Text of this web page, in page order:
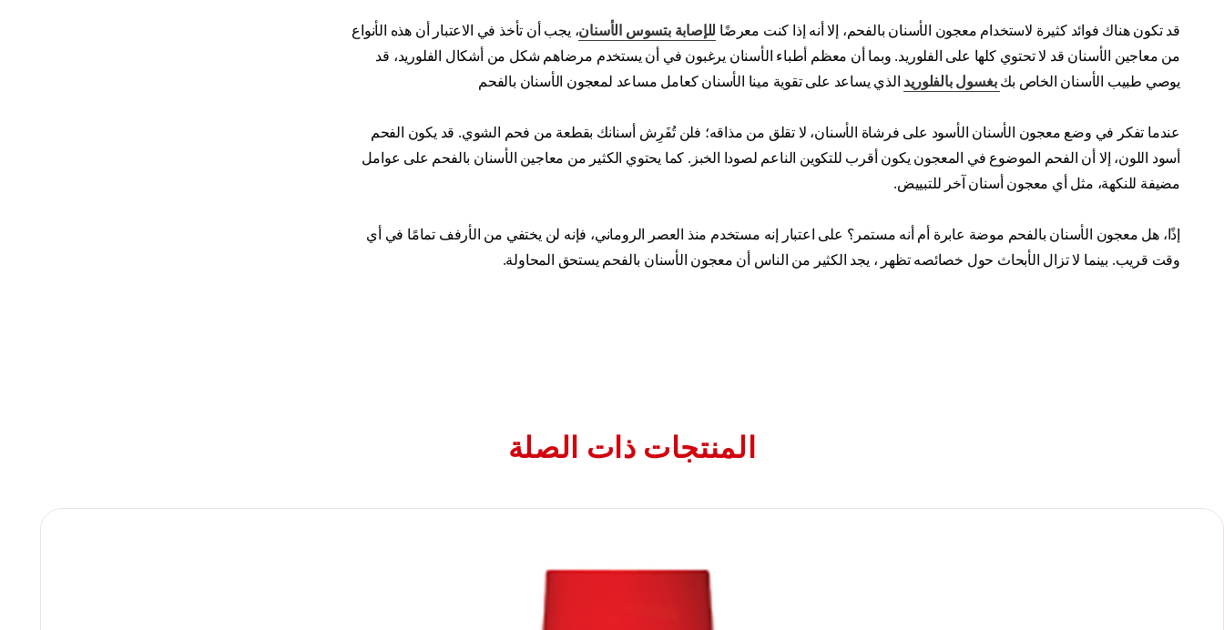
قد تكون هناك فوائد كثيرة لاستخدام معجون الأسنان بالفحم، إلا أنه إذا كنت معرضًا للإصابة بتسوس الأسنان، يجب أن تأخذ في الاعتبار أن هذه الأنواع
من معاجين الأسنان قد لا تحتوي كلها على الفلوريد. وبما أن معظم أطباء الأسنان يرغبون في أن يستخدم مرضاهم شكل من أشكال الفلوريد، قد
يوصي طبيب الأسنان الخاص بكبغسول بالفلوريد الذي يساعد على تقوية مينا الأسنان كعامل مساعد لمعجون الأسنان بالفحم
عندما تفكر في وضع معجون الأسنان الأسود على فرشاة الأسنان، لا تقلق من مذاقه؛ فلن تُفَرِش أسنانك بقطعة من فحم الشوي. قد يكون الفحم
أسود اللون، إلا أن الفحم الموضوع في المعجون يكون أقرب للتكوين الناعم لصودا الخبز. كما يحتوي الكثير من معاجين الأسنان بالفحم على عوامل
مضيفة للنكهة، مثل أي معجون أسنان آخر للتبييض.
إذًا، هل معجون الأسنان بالفحم موضة عابرة أم أنه مستمر؟ على اعتبار إنه مستخدم منذ العصر الروماني، فإنه لن يختفي من الأرفف تمامًا في أي
وقت قريب. بينما لا تزال الأبحاث حول خصائصه تظهر ، يجد الكثير من الناس أن معجون الأسنان بالفحم يستحق المحاولة.
المنتجات ذات الصلة